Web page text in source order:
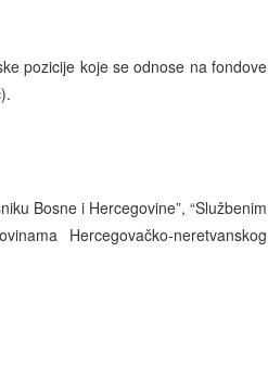
pozicije koje se odnose na fondove
Bosne i Hercegovine”, “Službenim
Hercegovačko-neretvanskog